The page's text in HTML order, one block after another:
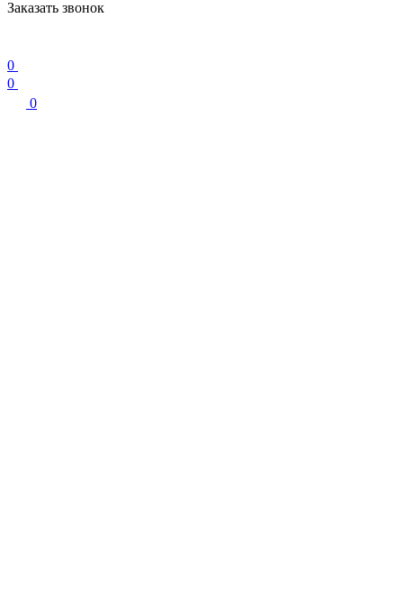
Заказать звонок
0
0
0